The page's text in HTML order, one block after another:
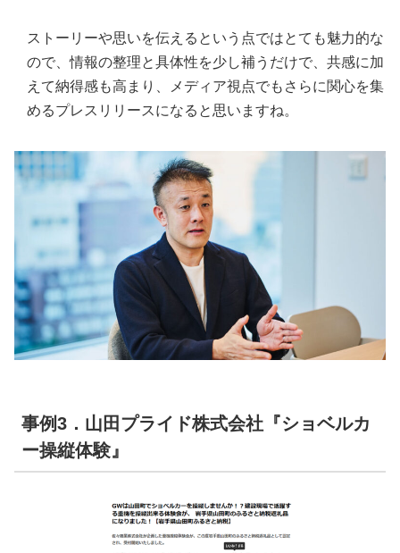
ストーリーや思いを伝えるという点ではとても魅力的な
ので、情報の整理と具体性を少し補うだけで、共感に加
えて納得感も高まり、メディア視点でもさらに関心を集
めるプレスリリースになると思いますね。
事例3．山田プライド株式会社『ショベルカ
ー操縦体験』